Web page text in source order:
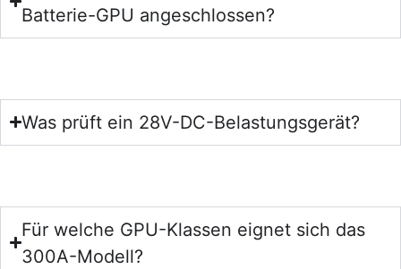
Batterie-GPU angeschlossen?
Was prüft ein 28V-DC-Belastungsgerät?
Für welche GPU-Klassen eignet sich das
300A-Modell?